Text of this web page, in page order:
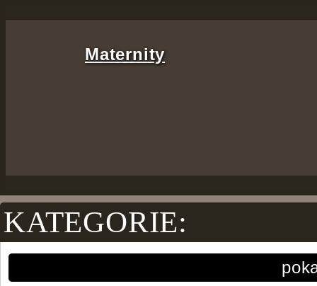
Maternity
KATEGORIE: